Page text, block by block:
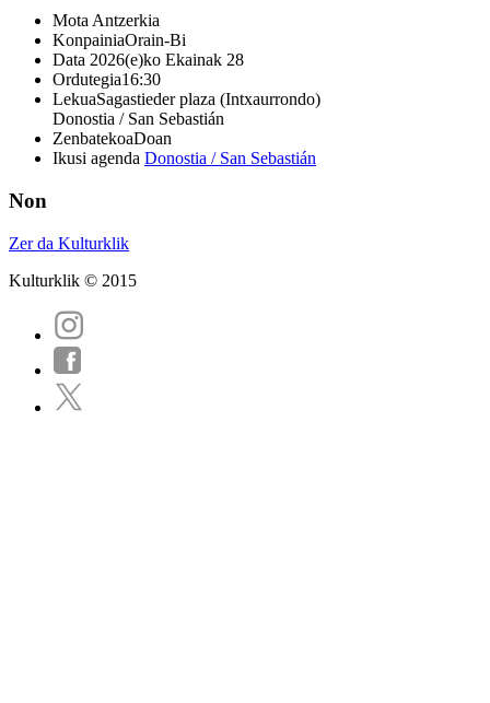
Mota Antzerkia
KonpainiaOrain-Bi
Data 2026(e)ko Ekainak 28
Ordutegia16:30
LekuaSagastieder plaza (Intxaurrondo)
Donostia / San Sebastián
ZenbatekoaDoan
Ikusi agenda Donostia / San Sebastián
Non
Zer da Kulturklik
Kulturklik © 2015